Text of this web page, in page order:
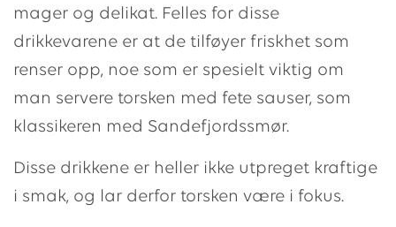
mager og delikat. Felles for disse
drikkevarene er at de tilføyer friskhet som
renser opp, noe som er spesielt viktig om
man servere torsken med fete sauser, som
klassikeren med Sandefjordssmør.
Disse drikkene er heller ikke utpreget kraftige
i smak, og lar derfor torsken være i fokus.